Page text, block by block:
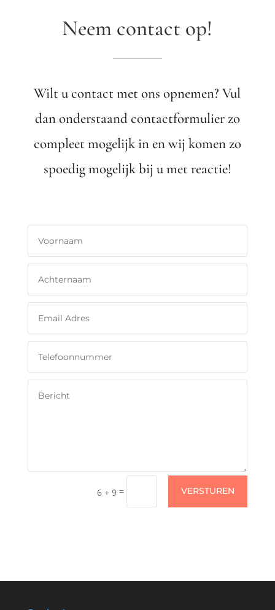
Neem contact op!
Wilt u contact met ons opnemen? Vul
dan onderstaand contactformulier zo
compleet mogelijk in en wij komen zo
spoedig mogelijk bij u met reactie!
6 + 9 = VERSTUREN